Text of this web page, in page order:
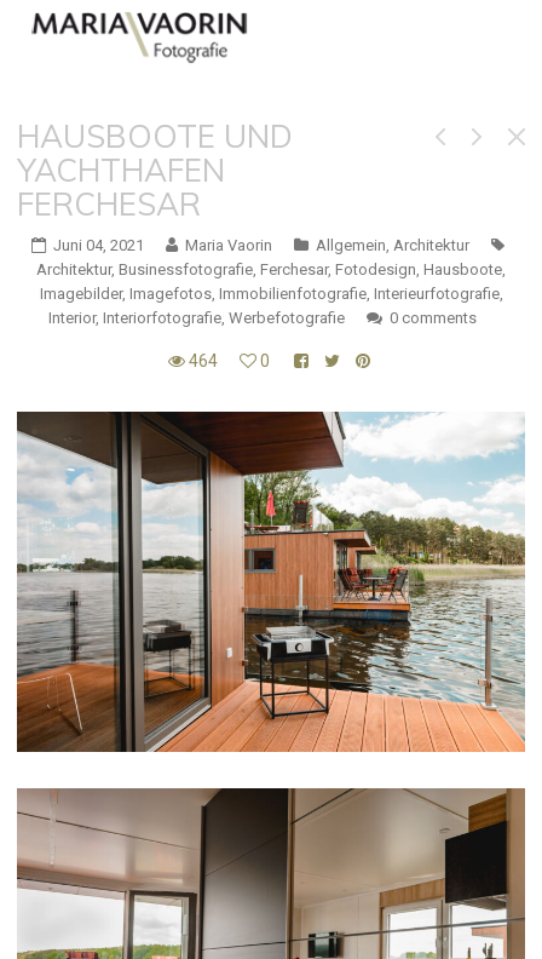
HAUSBOOTE UND
YACHTHAFEN
FERCHESAR
Juni 04, 2021 Maria Vaorin Allgemein Architektur
Architektur, Businessfotografie Ferchesar, Fotodesign Hausboote
Imagebilder, Imagefotos, Immobilienfotografie, Interieurfotografie,
Interior, Interiorfotografie, Werbefotografie 0 comments
464 0